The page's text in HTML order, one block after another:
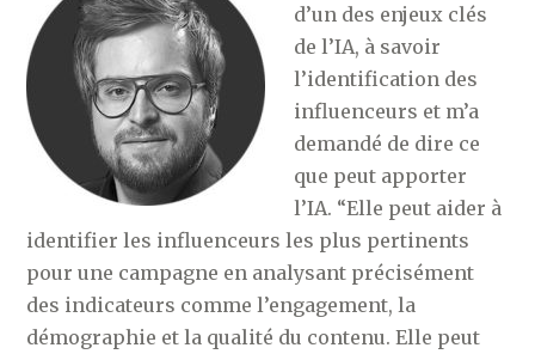
d’un des enjeux clés
de l’IA, à savoir
l’identification des
influenceurs et m’a
demandé de dire ce
que peut apporter
l’IA. “Elle peut aider à
identifier les influenceurs les plus pertinents
pour une campagne en analysant précisément
des indicateurs comme l’engagement, la
démographie et la qualité du contenu. Elle peut